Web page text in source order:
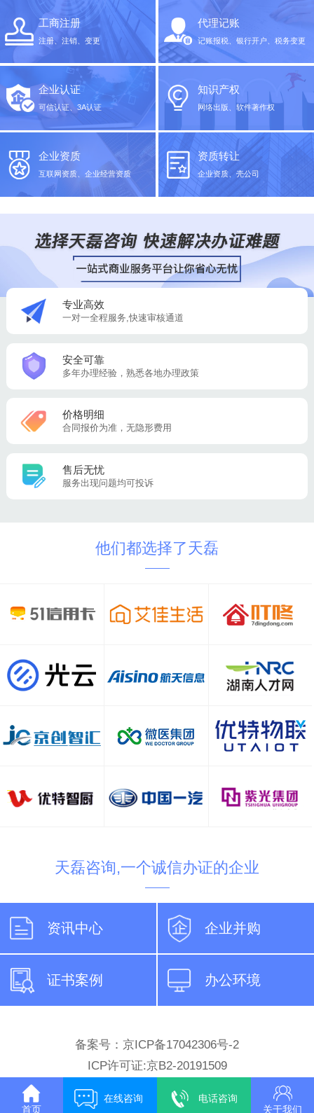
工商注册
注册、注销、变更
代理记账
记账报税、银行开户、税务变更
企业认证
可信认证、3A认证
知识产权
网络出版、软件著作权
企业资质
互联网资质、企业经营资质
资质转让
企业资质、壳公司
专业高效
一对一全程服务,快速审核通道
安全可靠
多年办理经验，熟悉各地办理政策
价格明细
合同报价为准，无隐形费用
售后无忧
服务出现问题均可投诉
他们都选择了天磊
天磊咨询,一个诚信办证的企业
资讯中心 企业并购
证书案例 办公环境
备案号：京ICP备17042306号-2
ICP许可证:京B2-20191509
首页
在线咨询
电话咨询
关于我们